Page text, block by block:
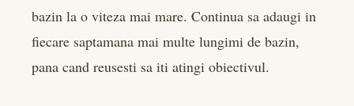
bazin la o viteza mai mare. Continua sa adaugi in
fiecare saptamana mai multe lungimi de bazin,
pana cand reusesti sa iti atingi obiectivul.